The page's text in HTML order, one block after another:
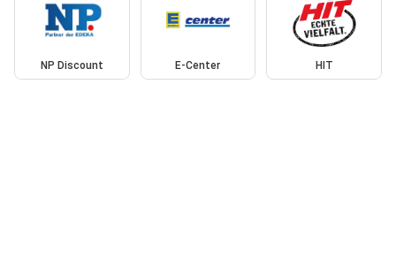
NP Discount E-Center HIT